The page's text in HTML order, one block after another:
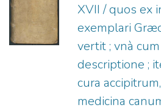
XVII / quos ex
exemplari
vertit ; vnà
descriptione ;
cura
medicina